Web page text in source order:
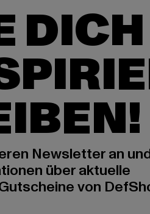
Newsletter an
über aktuelle
von